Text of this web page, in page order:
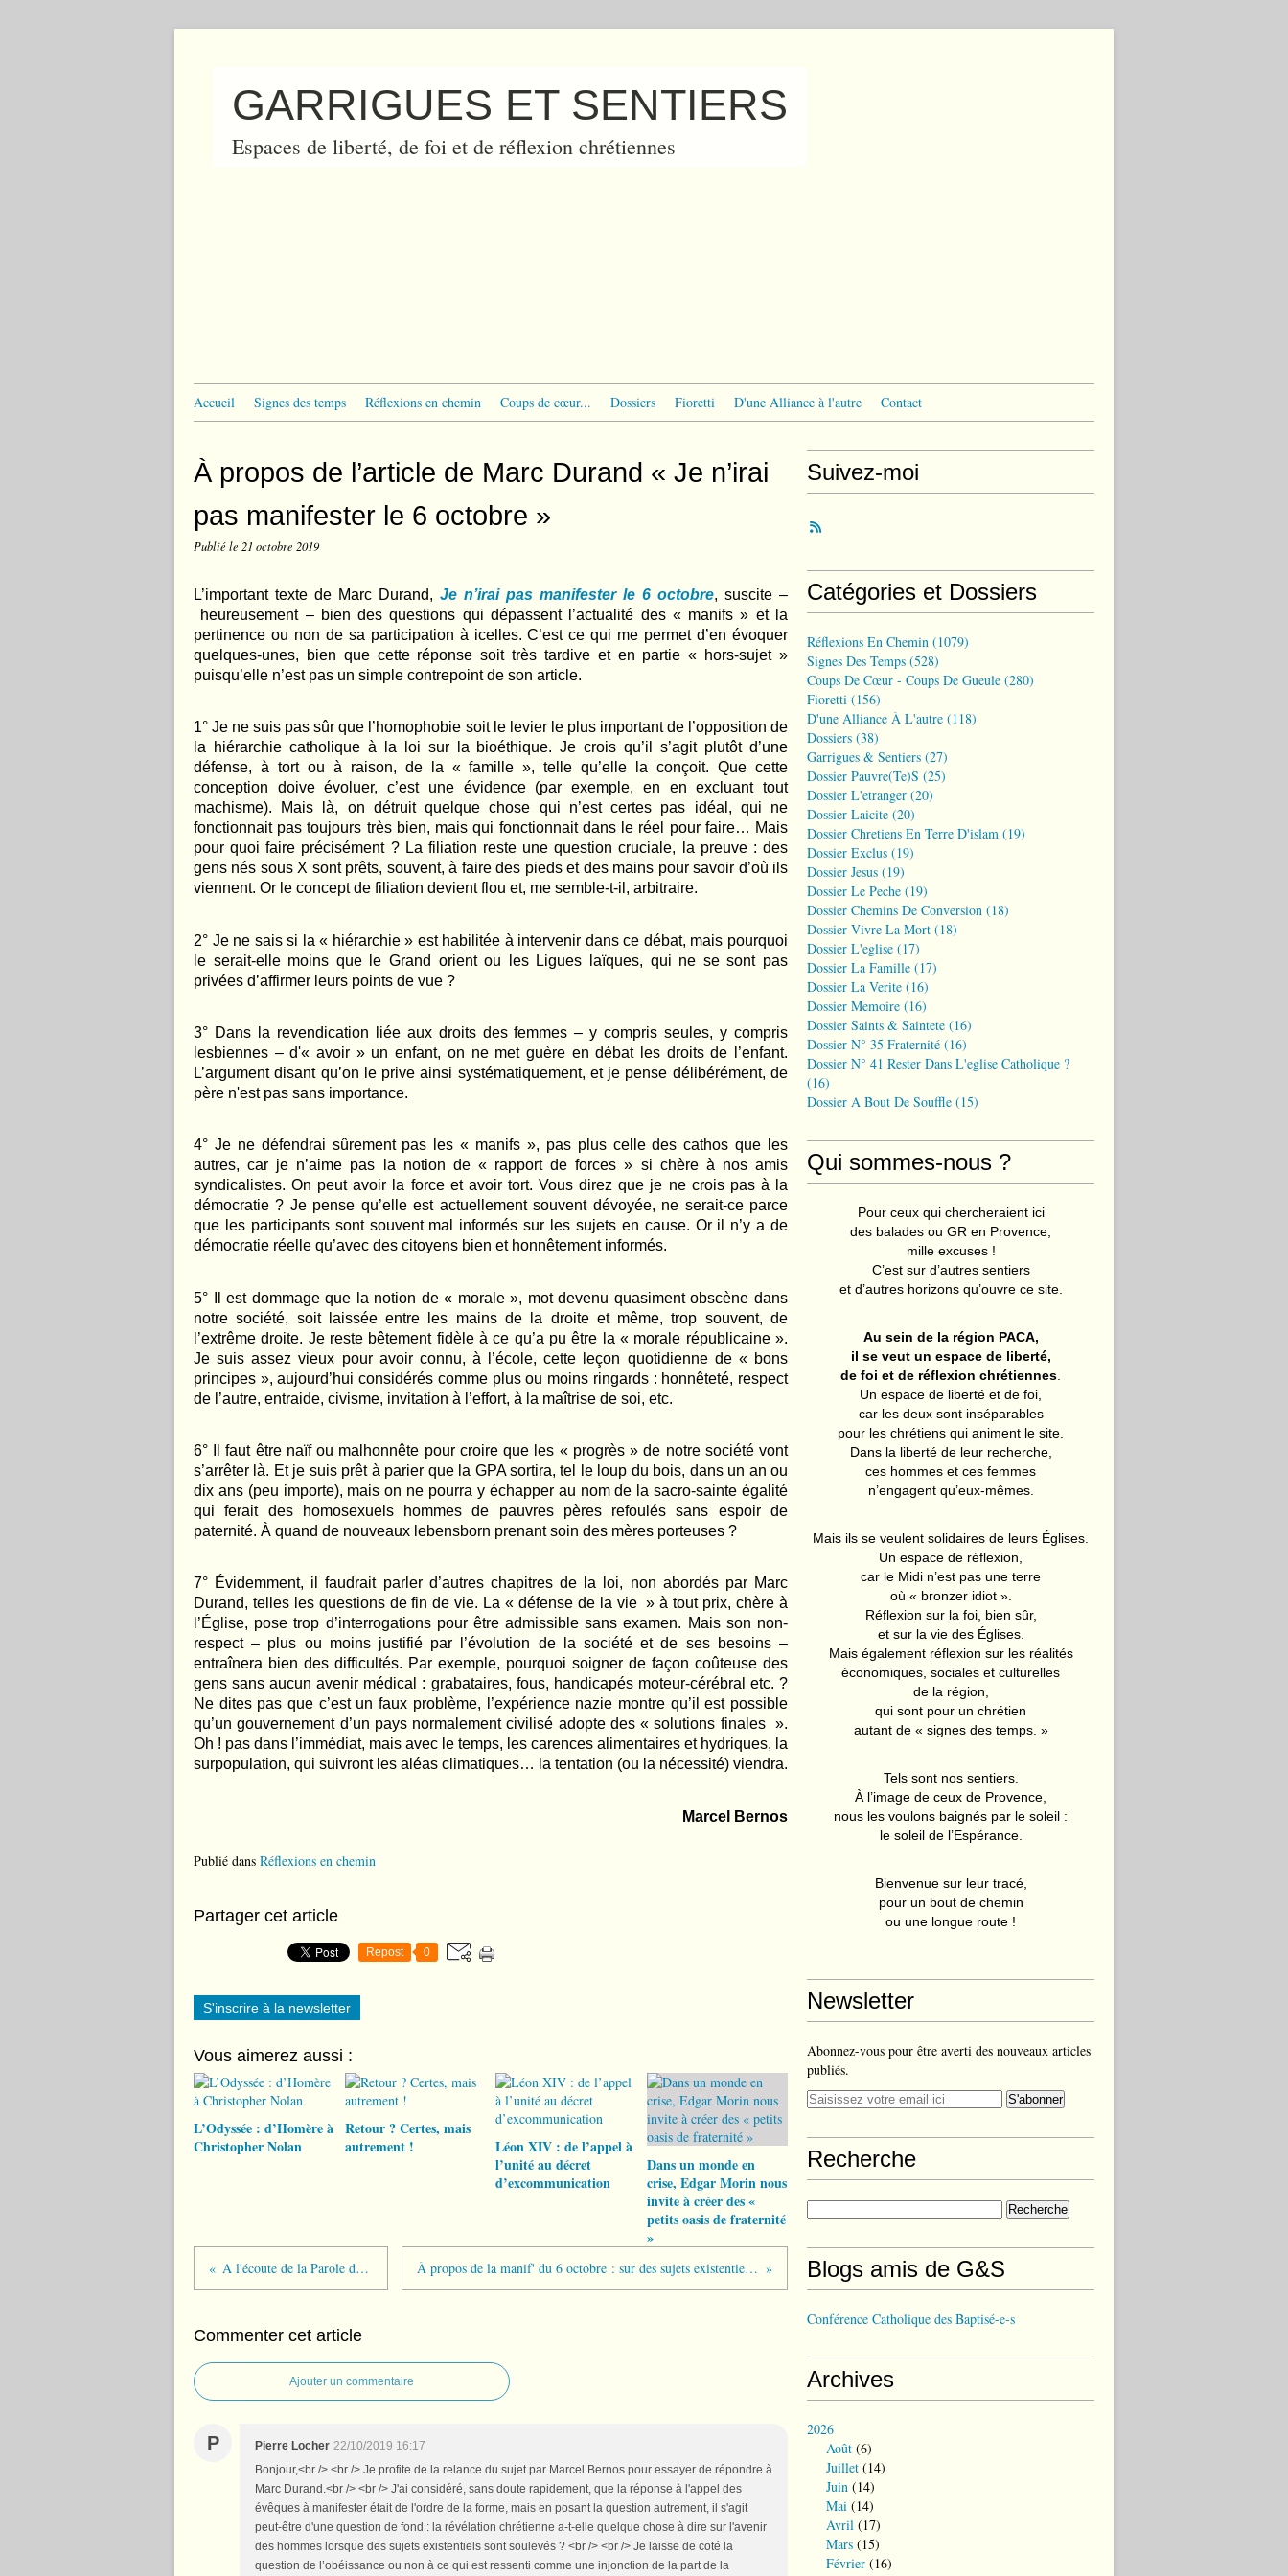
GARRIGUES ET SENTIERS
Espaces de liberté, de foi et de réflexion chrétiennes
Accueil Signes des temps Réflexions en chemin Coups de cœur... Dossiers Fioretti D'une Alliance à l'autre Contact
À propos de l’article de Marc Durand « Je n’irai
pas manifester le 6 octobre »
Publié le 21 octobre 2019
L’important texte de Marc Durand, Je n’irai pas manifester le 6 octobre, suscite –
heureusement – bien des questions qui dépassent l’actualité des « manifs » et la
pertinence ou non de sa participation à icelles. C’est ce qui me permet d’en évoquer
quelques-unes, bien que cette réponse soit très tardive et en partie « hors-sujet »
puisqu’elle n’est pas un simple contrepoint de son article.
1°Je ne suis pas sûr que l ’homophobie soit le levier le plus important de l’opposition de
la hiérarchie catholique à la loi sur la bioéthique. Je crois qu’il s’agit plutôt d’une
défense, à tort ou à raison, de la « famille», telle qu’elle la conçoit. Que cette
conception doive évoluer, c’est une évidence (par exemple, en en excluant tout
machisme). Mais là, on détruit quelque chose qui n’est certes pas idéal, qui ne
fonctionnait pas toujours très bien, maisqui fonctionnait dans le réel pour faire… Mais
pour quoi faire précisément ? La filiation reste une question cruciale, la preuve : des
gens nés sous X sont prêts, souvent, à faire des pieds et des mains pour savoir d’où ils
viennent. Or le concept de filiation devient flou et, me semble-t-il, arbitraire.
2° Je ne sais si la « hiérarchie» est habilitée à intervenir dans ce débat, mais pourquoi
le serait-elle moins que le Grand orient ou les Ligues laïques, qui ne se sont pas
privées d’affirmer leurs points de vue ?
3° Dans la revendication liée aux droits des femmes – y compris seules, y compris
lesbiennes – d'« avoir » un enfant, on ne met guère en débat les droits de l’enfant.
L’argument disant qu’on le prive ainsi systématiquement, et je pense délibérément, de
père n'est pas sans importance.
4° Je ne défendrai sûrement pas les « manifs », pas plus celle des cathos que les
autres, car je n’aime pas la notion de « rapport de forces» si chère à nos amis
syndicalistes. On peut avoir la force et avoir tort. Vous direz que je ne crois pas à
la
démocratie ? Je pense qu’elle est actuellement souvent dévoyée, ne serait-ce parce
que les participants sont souvent mal informés sur les sujets en cause. Or il n’y a de
démocratie réelle qu’avec des citoyens bien et honnêtement informés.
5° Il est dommage que la notion de « morale», mot devenu quasiment obscène dans
notre société, soit laissée entre les mains de la droite et même, trop souvent, de
l’extrême droite. Je reste bêtement fidèle à ce qu’a pu être la « morale républicaine ».
Je suis assez vieux pour avoir connu, à l’école, cette leçon quotidienne de « bons
principes », aujourd’hui considérés comme plus ou moins ringards : honnêteté, respect
de l’autre, entraide, civisme, invitation à l’effort, à la maîtrise de soi, etc.
6° Il faut être naïf ou malhonnête pour croire que les « progrès»de notre société vont
s’arrêter là. Et je suis prêt à parier que la GPA sortira, tel le loup du bois, dans un an ou
dix ans (peu importe), mais on ne pourra y échapper au nom de la sacro-sainte égalité
qui ferait des homosexuels hommes de pauvres pères refoulés sans espoir de
paternité. À quand de nouveaux lebensborn prenant soin des mères porteuses ?
7° Évidemment, il faudrait parler d’autres chapitres de la loi, non abordés par Marc
Durand, telles les questions de fin de vie. La « défense de la vie » à tout prix, chère à
l’Église, pose trop d’interrogations pour être admissible sans examen. Mais son non-
respect – plus ou moins justifié par l’évolution de la société et de ses besoins –
entraînera bien des difficultés. Par exemple, pourquoi soigner de façon coûteuse des
gens sans aucun avenir médical : grabataires, fous, handicapés moteur-cérébral etc. ?
Ne dites pas que c’est un faux problème, l’expérience nazie montre qu’il est possible
qu’un gouvernement d’un pays normalement civilisé adopte des « solutions finales ».
Oh ! pas dans l’immédiat, mais avec le temps, les carences alimentaires et hydriques, la
surpopulation, qui suivront les aléas climatiques… la tentation (ou la nécessité) viendra.
Marcel Bernos
Publié dans Réflexions en chemin
Partager cet article
Repost 0
S'inscrire à la newsletter
Vous aimerez aussi :
L’Odyssée : d’Homère à
Christopher Nolan
Retour ? Certes, mais
autrement !
Léon XIV : de l’appel à
l’unité au décret
d’excommunication
Dans un monde en
crise, Edgar Morin nous
invite à créer des «
petits oasis de fraternité
»
A l'écoute de la Parole de Dieu dimanche 20 octobre À propos de la manif' du 6 octobre : sur des sujets existentiels, la révélation chrétienne a-t-elle quelque chose à dire ?
Commenter cet article
Ajouter un commentaire
P Pierre Locher 22/10/2019 16:17
Bonjour,<br /> <br /> Je profite de la relance du sujet par Marcel Bernos pour essayer de répondre à
Marc Durand.<br /> <br /> J'ai considéré, sans doute rapidement, que la réponse à l'appel des
évêques à manifester était de l'ordre de la forme, mais en posant la question autrement, il s'agit
peut-être d'une question de fond : la révélation chrétienne a-t-elle quelque chose à dire sur l'avenir
des hommes lorsque des sujets existentiels sont soulevés ? <br /> <br /> Je laisse de coté la
question de l’obéissance ou non à ce qui est ressenti comme une injonction de la part de la
Suivez-moi
Catégories et Dossiers
Réflexions En Chemin (1079)
Signes Des Temps (528)
Coups De Cœur - Coups De Gueule (280)
Fioretti (156)
D'une Alliance À L'autre (118)
Dossiers (38)
Garrigues & Sentiers (27)
Dossier Pauvre(te)s (25)
Dossier L'etranger (20)
Dossier Laicite (20)
Dossier Chretiens En Terre D'islam (19)
Dossier Exclus (19)
Dossier Jesus (19)
Dossier Le Peche (19)
Dossier Chemins De Conversion (18)
Dossier Vivre La Mort (18)
Dossier L'eglise (17)
Dossier La Famille (17)
Dossier La Verite (16)
Dossier Memoire (16)
Dossier Saints & Saintete (16)
Dossier N° 35 Fraternité (16)
Dossier N° 41 Rester Dans L'eglise Catholique ?
(16)
Dossier A Bout De Souffle (15)
Qui sommes-nous ?
Pour ceux qui chercheraient ici
des balades ou GR en Provence,
mille excuses !
C’est sur d’autres sentiers
et d’autres horizons qu’ouvre ce site.
Au sein de la région PACA,
il se veut un espace de liberté,
de foi et de réflexion chrétiennes
Un espace de liberté et de foi,
car les deux sont inséparables
pour les chrétiens qui animent le site.
Dans la liberté de leur recherche,
ces hommes et ces femmes
n’engagent qu’eux-mêmes.
Mais ils se veulent solidaires de leurs Églises.
Un espace de réflexion,
car le Midi n’est pas une terre
où « bronzer idiot ».
Réflexion sur la foi, bien sûr,
et sur la vie des Églises.
Mais également réflexion sur les réalités
économiques, sociales et culturelles
de la région,
qui sont pour un chrétien
autant de « signes des temps. »
Tels sont nos sentiers.
À l’image de ceux de Provence,
nous les voulons baignés par le soleil :
le soleil de l’Espérance.
Bienvenue sur leur tracé,
pour un bout de chemin
ou une longue route !
Newsletter
Abonnez-vous pour être averti des nouveaux articles
publiés.
Recherche
Blogs amis de G&S
Conférence Catholique des Baptisé-e-s
Archives
2026
Août (6)
Juillet (14)
Juin (14)
Mai (14)
Avril (17)
Mars (15)
Février (16)